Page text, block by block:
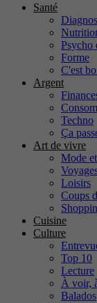
Santé
Psycho
Forme
C'est
Argent
Techno
Ça
Art de vivre
Mode
Loisirs
Coups
Cuisine
Culture
Top 10
Lecture
À voir,
Balados